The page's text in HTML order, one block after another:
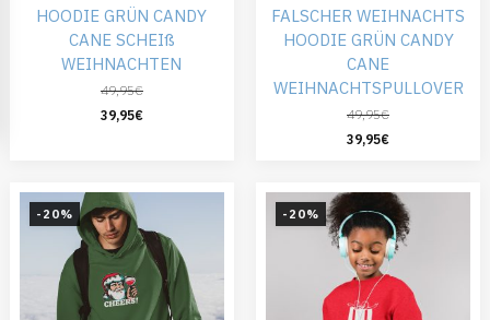
HOODIE GRÜN CANDY
CANE SCHEIß
WEIHNACHTEN
49,95€
39,95€
FALSCHER WEIHNACHTS
HOODIE GRÜN CANDY
CANE
WEIHNACHTSPULLOVER
49,95€
39,95€
-20% -20%